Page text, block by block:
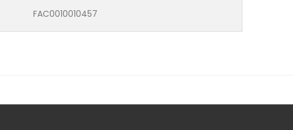
FAC0010010457